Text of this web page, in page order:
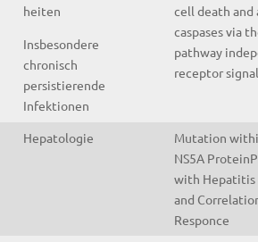
heiten
Insbesondere
chronisch
persistierende
Infektionen
cell death and
caspases via
pathway
receptor
Hepatologie
Mutation
NS5A Protein
with Hepatitis
and
Responce